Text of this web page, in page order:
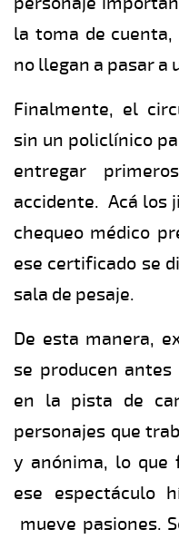
la toma de
no llegan a pasar a
Finalmente, el
sin un policlínico
entregar
accidente. Acá los
chequeo médico
ese certificado se
sala de pesaje.
De esta manera,
se producen
en la pista de
personajes que
y anónima, lo que
ese espectáculo
mueve pasiones.